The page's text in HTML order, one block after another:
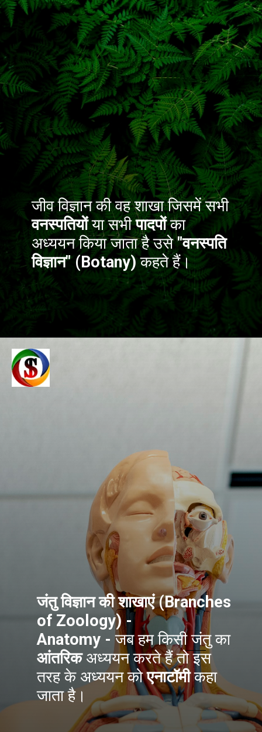
जीव विज्ञान की वह शाखा जिसमें सभी
वनस्पतियोंया सभीपादपोंका
अध्ययन किया जाता है उसे"वनस्पति
विज्ञान" (Botany)कहते हैं।
जंतु विज्ञान की शाखाएं (Branches
of Zoology) -
Anatomy - जब हम किसी जंतु का
आंतरिकअध्ययन करते हैं तो इस
तरह के अध्ययन कोएनाटॉमीकहा
जाता है।